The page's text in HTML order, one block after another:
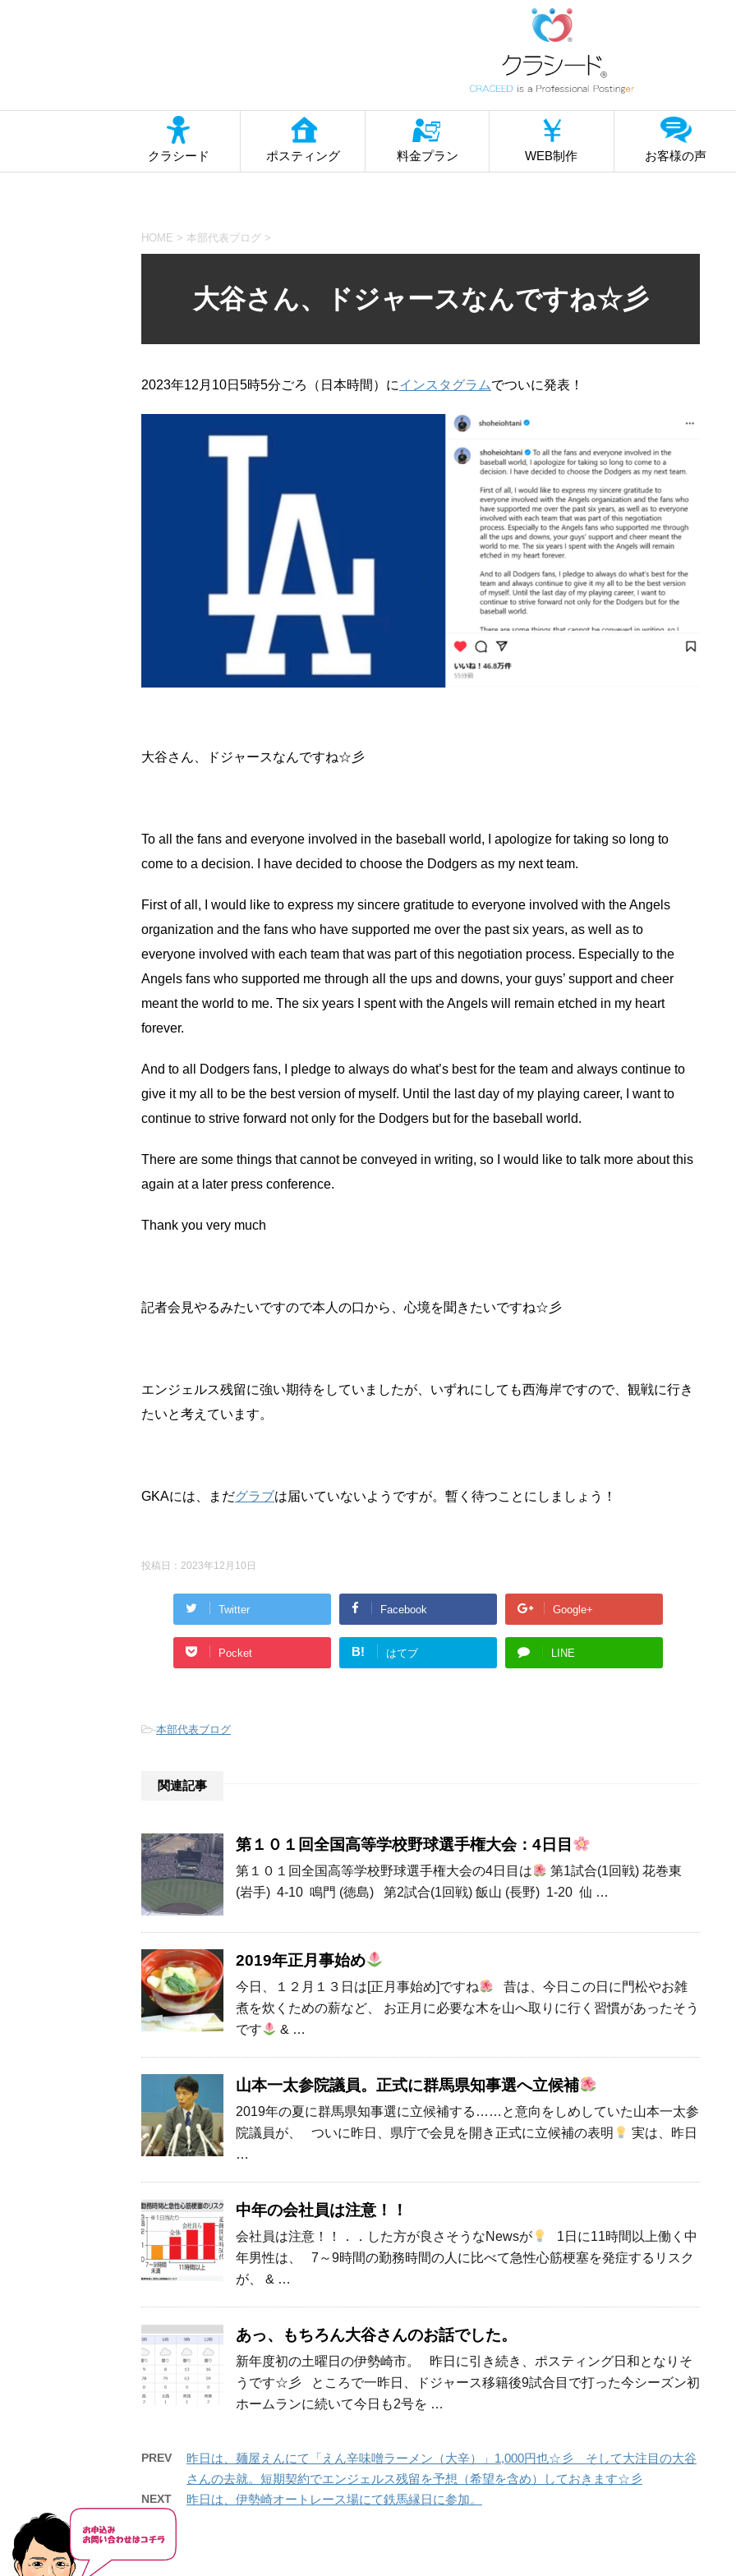
クラシード ポスティング 料金プラン WEB制作 お客様の声
HOME > 本部代表ブログ >
大谷さん、ドジャースなんですね☆彡
2023年12月10日5時5分ごろ（日本時間）にインスタグラムでついに発表！
大谷さん、ドジャースなんですね☆彡
To all the fans and everyone involved in the baseball world, I apologize for taking so long to
come to a decision. I have decided to choose the Dodgers as my next team.
First of all, I would like to express my sincere gratitude to everyone involved with the Angels
organization and the fans who have supported me over the past six years, as well as to
everyone involved with each team that was part of this negotiation process. Especially to the
Angels fans who supported me through all the ups and downs, your guys’ support and cheer
meant the world to me. The six years I spent with the Angels will remain etched in my heart
forever.
And to all Dodgers fans, I pledge to always do what’s best for the team and always continue to
give it my all to be the best version of myself. Until the last day of my playing career, I want to
continue to strive forward not only for the Dodgers but for the baseball world.
There are some things that cannot be conveyed in writing, so I would like to talk more about this
again at a later press conference.
Thank you very much
記者会見やるみたいですので本人の口から、心境を聞きたいですね☆彡
エンジェルス残留に強い期待をしていましたが、いずれにしても西海岸ですので、観戦に行き
たいと考えています。
GKAには、まだグラブは届いていないようですが。暫く待つことにしましょう！
投稿日： 2023年12月10日
Twitter Facebook Google+
Pocket B! はてブ LINE
-本部代表ブログ
関連記事
第１０１回全国高等学校野球選手権大会：4日目
第１０１回全国高等学校野球選手権大会の4日目は
第1試合(1回戦) 花巻東
(岩手) 4-10 鳴門 (徳島) 第2試合(1回戦) 飯山 (長野) 1-20 仙 …
2019年正月事始め
今日、１２月１３日は[正月事始め]ですね
昔は、今日この日に門松やお雑
煮を炊くための薪など、 お正月に必要な木を山へ取りに行く習慣があったそう
です
& …
山本一太参院議員。正式に群馬県知事選へ立候補
2019年の夏に群馬県知事選に立候補する……と意向をしめしていた山本一太参
院議員が、 ついに昨日、県庁で会見を開き正式に立候補の表明
実は、昨日
…
中年の会社員は注意！！
会社員は注意！！．．した方が良さそうなNewsが
1日に11時間以上働く中
年男性は、 7～9時間の勤務時間の人に比べて急性心筋梗塞を発症するリスク
が、 & …
あっ、もちろん大谷さんのお話でした。
新年度初の土曜日の伊勢崎市。 昨日に引き続き、ポスティング日和となりそ
うです☆彡 ところで一昨日、ドジャース移籍後9試合目で打った今シーズン初
ホームランに続いて今日も2号を …
PREV
昨日は、麺屋えんにて「えん辛味噌ラーメン（大辛）」1,000円也☆彡 そして大注目の大谷
さんの去就。短期契約でエンジェルス残留を予想（希望を含め）しておきます☆彡
NEXT 昨日は、伊勢崎オートレース場にて鉄馬縁日に参加。